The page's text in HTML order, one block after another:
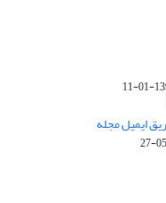
ایمیل مجله